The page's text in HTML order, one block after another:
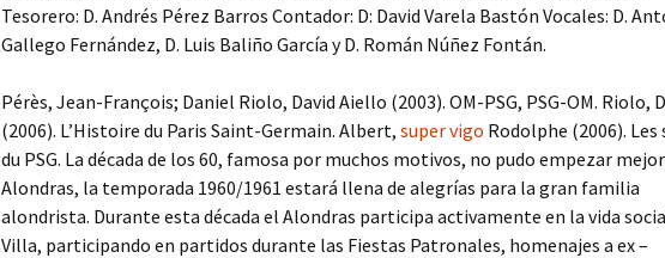
Tesorero: D. Andrés Pérez Barros Contador: D: David Varela Bastón Vocales: D.
Gallego Fernández, D. Luis Baliño García y D. Román Núñez Fontán.
Pérès, Jean-François; Daniel Riolo, David Aiello (2003). OM-PSG, PSG-OM. Riolo,
(2006). L’Histoire du Paris Saint-Germain. Albert, super vigo Rodolphe (2006). Les
du PSG. La década de los 60, famosa por muchos motivos, no pudo empezar
Alondras, la temporada 1960/1961 estará llena de alegrías para la gran familia
alondrista. Durante esta década el Alondras participa activamente en la vida
Villa, participando en partidos durante las Fiestas Patronales, homenajes a ex –